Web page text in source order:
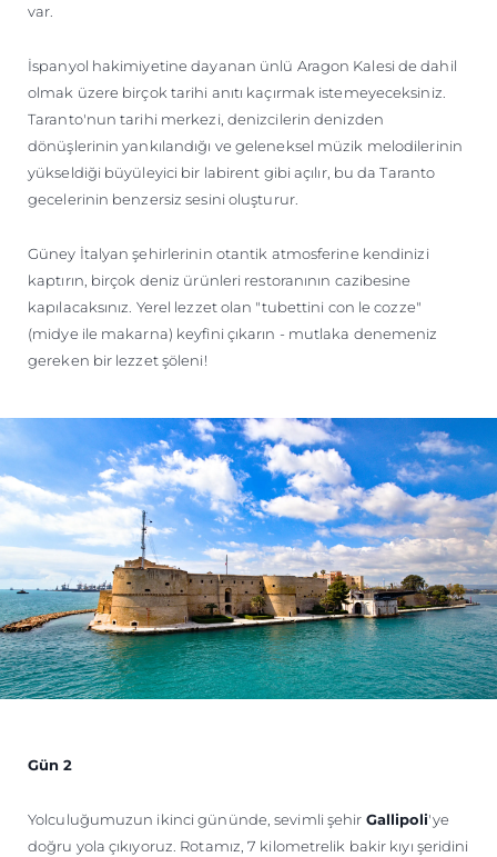
var.
İspanyol hakimiyetine dayanan ünlü Aragon Kalesi de dahil
olmak üzere birçok tarihi anıtı kaçırmak istemeyeceksiniz.
Taranto'nun tarihi merkezi, denizcilerin denizden
dönüşlerinin yankılandığı ve geleneksel müzik melodilerinin
yükseldiği büyüleyici bir labirent gibi açılır, bu da Taranto
gecelerinin benzersiz sesini oluşturur.
Güney İtalyan şehirlerinin otantik atmosferine kendinizi
kaptırın, birçok deniz ürünleri restoranının cazibesine
kapılacaksınız. Yerel lezzet olan "tubettini con le cozze"
(midye ile makarna) keyfini çıkarın - mutlaka denemeniz
gereken bir lezzet şöleni!
Gün 2
Yolculuğumuzun ikinci gününde, sevimli şehir Gallipoli'ye
doğru yola çıkıyoruz. Rotamız, 7 kilometrelik bakir kıyı şeridini